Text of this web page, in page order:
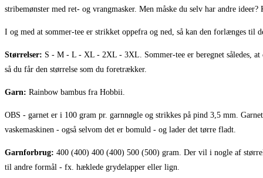
stribemønster med ret- og vrangmasker. Men måske du selv har andre
I og med at sommer-tee er strikket oppefra og ned, så kan den forlænges
Størrelser: S - M - L - XL - 2XL - 3XL. Sommer-tee er beregnet således,
så du får den størrelse som du foretrækker.
Garn: Rainbow bambus fra Hobbii.
OBS - garnet er i 100 gram pr. garnnøgle og strikkes på pind 3,5 mm.
vaskemaskinen - også selvom det er bomuld - og lader det tørre fladt.
Garnforbrug: 400 (400) 400 (400) 500 (500) gram. Der vil i nogle af
til andre formål - fx. hæklede grydelapper eller lign.